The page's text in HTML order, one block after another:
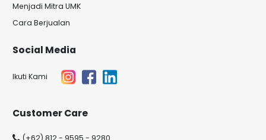
Menjadi Mitra UMK
Cara Berjualan
Social Media
Ikuti Kami
Customer Care
(+62) 812 - 9595 - 9280